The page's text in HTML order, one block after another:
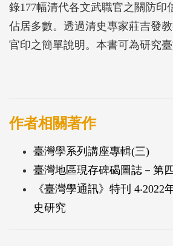
錄177幅清代各文武職官之關防印
佔居多數。透過清史專家莊吉發
官印之簡單說明。本書可為研究
作者相關著作
臺灣學系列講座專輯(三)
臺灣地區現存碑碣圖誌－第
《臺灣學通訊》特刊 4‧2022
史研究